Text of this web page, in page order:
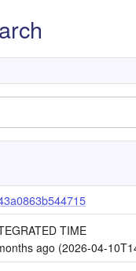
TIME
ago (2026-04-